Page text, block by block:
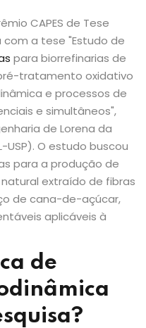
CAPES de Tese
a tese "Estudo de
para biorrefinarias de
tratamento oxidativo
e processos de
e simultâneos",
de Lorena da
USP). O estudo buscou
para a produção de
extraído de fibras
de cana-de-açúcar,
aplicáveis à
de